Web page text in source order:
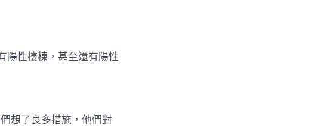
陽性樓棟，甚至還有陽性
想了良多措施，他們對